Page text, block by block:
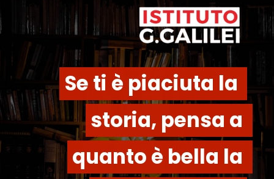
Se ti è piaciuta la
storia, pensa a
quanto è bella la
Se ti è piaciuta la
storia, pensa a
quanto è bella la